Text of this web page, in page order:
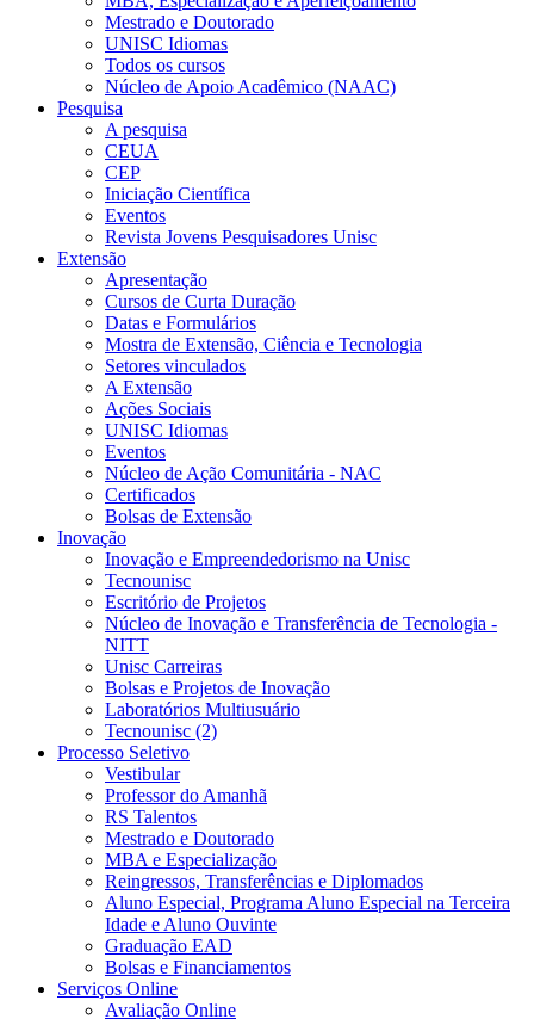
Mestrado e Doutorado
UNISC Idiomas
Todos os cursos
Núcleo de Apoio Acadêmico (NAAC)
Pesquisa
A pesquisa
CEUA
CEP
Iniciação Científica
Eventos
Revista Jovens Pesquisadores Unisc
Extensão
Apresentação
Cursos de Curta Duração
Datas e Formulários
Mostra de Extensão, Ciência e Tecnologia
Setores vinculados
A Extensão
Ações Sociais
UNISC Idiomas
Eventos
Núcleo de Ação Comunitária - NAC
Certificados
Bolsas de Extensão
Inovação
Inovação e Empreendedorismo na Unisc
Tecnounisc
Escritório de Projetos
Núcleo de Inovação e Transferência de Tecnologia -
NITT
Unisc Carreiras
Bolsas e Projetos de Inovação
Laboratórios Multiusuário
Tecnounisc (2)
Processo Seletivo
Vestibular
Professor do Amanhã
RS Talentos
Mestrado e Doutorado
MBA e Especialização
Reingressos, Transferências e Diplomados
Aluno Especial, Programa Aluno Especial na Terceira
Idade e Aluno Ouvinte
Graduação EAD
Bolsas e Financiamentos
Serviços Online
Avaliação Online